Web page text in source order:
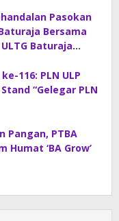
Pasokan
Bersama
ULTG Baturaja
116: PLN ULP
“Gelegar PLN
Pangan, PTBA
Humat ‘BA Grow’